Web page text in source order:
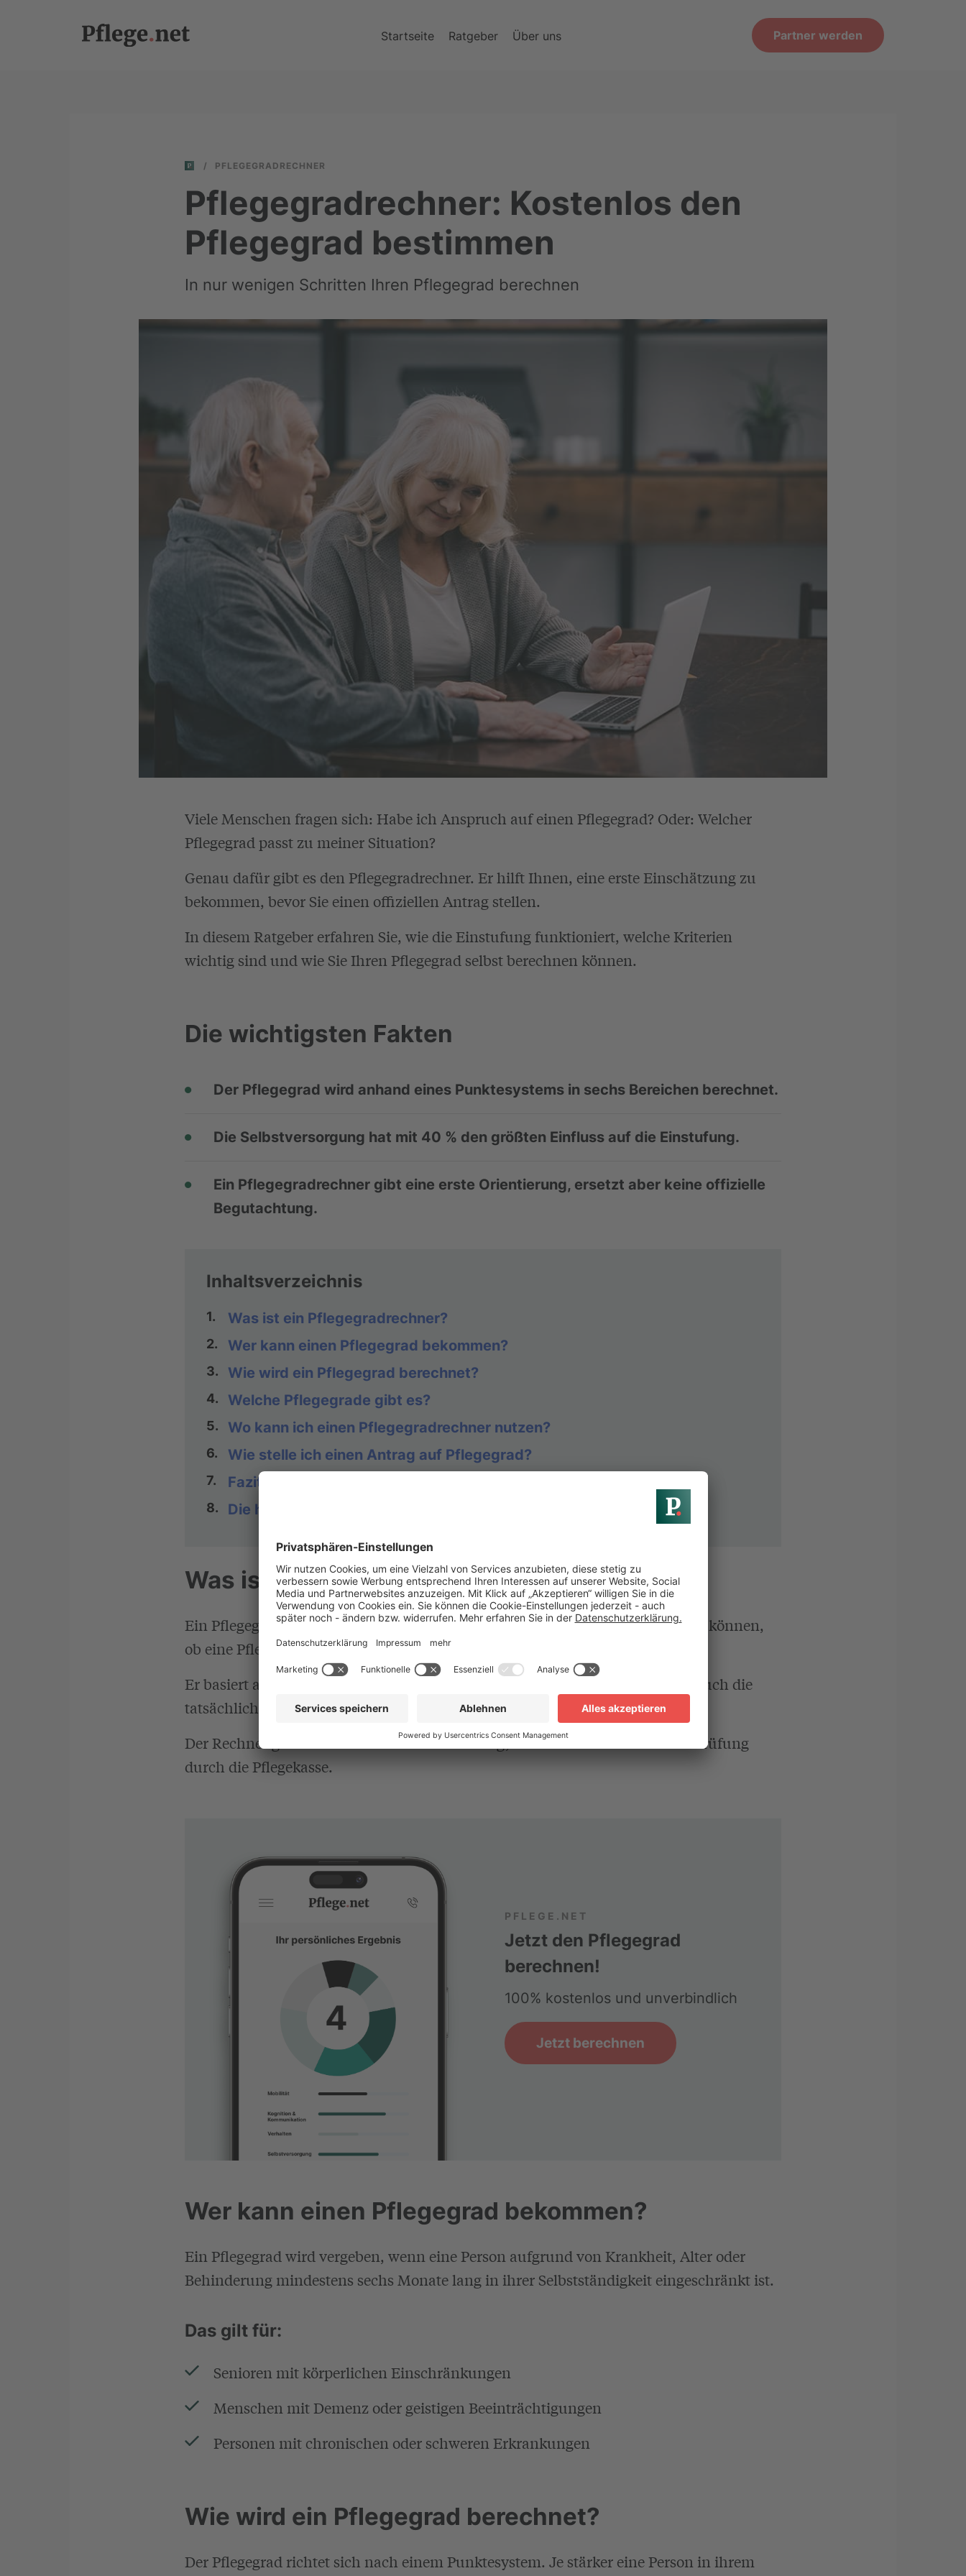
Startseite Ratgeber Über uns Partner werden
/ PFLEGEGRADRECHNER
Pflegegradrechner: Kostenlos den
Pflegegrad bestimmen
In nur wenigen Schritten Ihren Pflegegrad berechnen
Viele Menschen fragen sich: Habe ich Anspruch auf einen Pflegegrad? Oder: Welcher
Pflegegrad passt zu meiner Situation?
Genau dafür gibt es den Pflegegradrechner. Er hilft Ihnen, eine erste Einschätzung zu
bekommen, bevor Sie einen offiziellen Antrag stellen.
In diesem Ratgeber erfahren Sie, wie die Einstufung funktioniert, welche Kriterien
wichtig sind und wie Sie Ihren Pflegegrad selbst berechnen können.
Die wichtigsten Fakten
Der Pflegegrad wird anhand eines Punktesystems in sechs Bereichen berechnet.
Die Selbstversorgung hat mit 40 % den größten Einfluss auf die Einstufung.
Ein Pflegegradrechner gibt eine erste Orientierung, ersetzt aber keine offizielle
Begutachtung.
Inhaltsverzeichnis
1. Was ist ein Pflegegradrechner?
2. Wer kann einen Pflegegrad bekommen?
3. Wie wird ein Pflegegrad berechnet?
4. Welche Pflegegrade gibt es?
5. Wo kann ich einen Pflegegradrechner nutzen?
6. Wie stelle ich einen Antrag auf Pflegegrad?
7. Fazit: Warum ein Pflegegradrechner sinnvoll ist
8. Die häufigsten Fragen
Was ist ein Pflegegradrechner?
Ein Pflegegradrechner ist ein Online-Tool oder eine Tabelle, mit der Sie prüfen können,
ob eine Pflegebedürftigkeit vorliegt.
Er basiert auf den offiziellen Kriterien des Medizinischen Dienstes (MD), der auch die
tatsächliche Begutachtung durchführt.
Der Rechner gibt Ihnen eine erste Einschätzung, ersetzt aber keine offizielle Prüfung
durch die Pflegekasse.
PFLEGE.NET
Jetzt den Pflegegrad
berechnen!
100% kostenlos und unverbindlich
Jetzt berechnen
Wer kann einen Pflegegrad bekommen?
Ein Pflegegrad wird vergeben, wenn eine Person aufgrund von Krankheit, Alter oder
Behinderung mindestens sechs Monate lang in ihrer Selbstständigkeit eingeschränkt ist.
Das gilt für:
Senioren mit körperlichen Einschränkungen
Menschen mit Demenz oder geistigen Beeinträchtigungen
Personen mit chronischen oder schweren Erkrankungen
Wie wird ein Pflegegrad berechnet?
Der Pflegegrad richtet sich nach einem Punktesystem. Je stärker eine Person in ihrem